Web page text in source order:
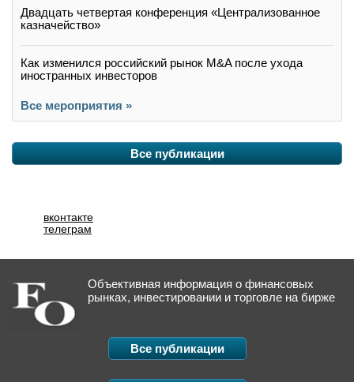
Двадцать четвертая конференция «Централизованное
казначейство»
Как изменился российский рынок M&A после ухода
иностранных инвесторов
Все мероприятия »
Все публикации
вконтакте
телеграм
Объективная информация о финансовых
рынках, инвестировании и торговле на бирже
Все публикации